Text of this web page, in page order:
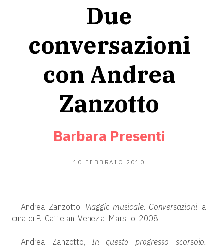
Due
conversazioni
con Andrea
Zanzotto
Barbara Presenti
10 FEBBRAIO 2010
Andrea Zanzotto, Viaggio musicale. Conversazioni, a
cura di P.. Cattelan, Venezia, Marsilio, 2008.
Andrea Zanzotto, In questo progresso scorsoio.